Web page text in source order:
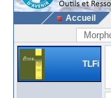
Accueil
TLFi